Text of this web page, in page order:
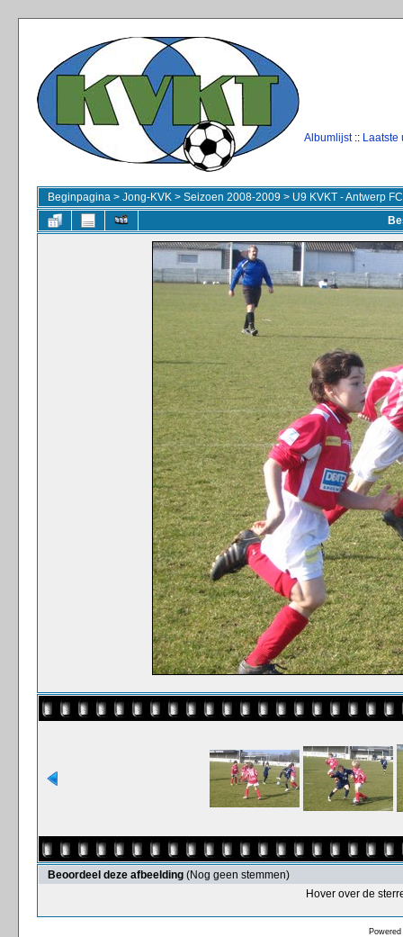
Albumlijst:: Laatste
Beginpagina > Jong-KVK > Seizoen 2008-2009 > U9 KVKT - Antwerp
Beoordeel deze afbeelding (Nog geen stemmen)
Hover over de